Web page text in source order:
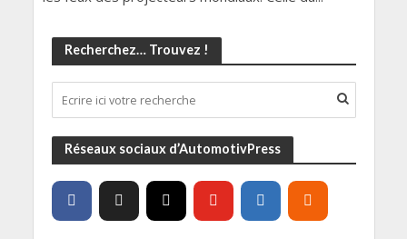
Recherchez… Trouvez !
Réseaux sociaux d’AutomotivPress